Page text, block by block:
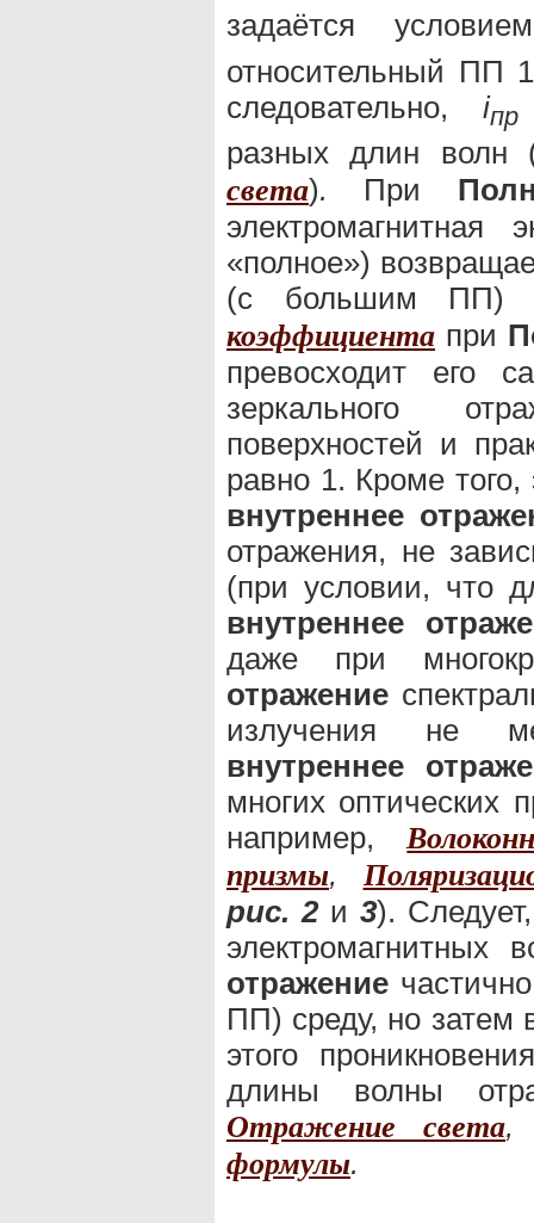
задаётся
относительный ПП
следовательно,iпр
разных длин волн
света). При
«полное»)
(с большим ПП)
коэффициента при
превосходит его
зеркального
поверхностей и
равно 1. Кроме
внутреннее
отражения, не
(при условии, что
внутреннее
даже при
отражение
излучения не
внутреннее
многих оптических
например,
призмы,
рис. 2 и 3).
электромагнитных
отражение
ПП) среду, но затем
этого
длины волны
Отражение света
формулы.